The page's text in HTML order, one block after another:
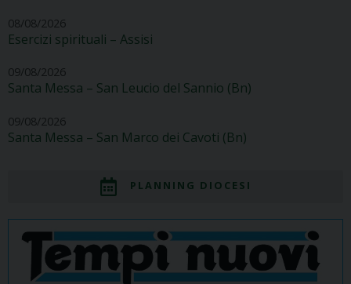
08/08/2026
Esercizi spirituali – Assisi
09/08/2026
Santa Messa – San Leucio del Sannio (Bn)
09/08/2026
Santa Messa – San Marco dei Cavoti (Bn)
PLANNING DIOCESI